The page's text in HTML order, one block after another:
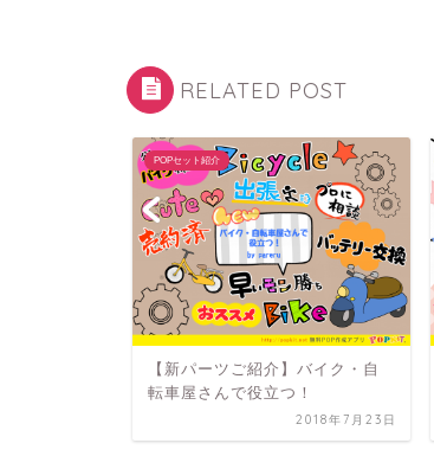
RELATED POST
POPセット紹介
【新パーツご紹介】バイク・自
転車屋さんで役立つ！
2018年7月23日